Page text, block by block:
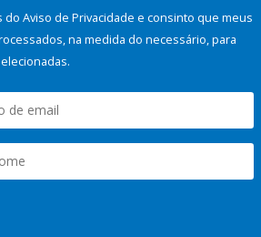
Aviso de Privacidade e consinto que meus
na medida do necessário, para